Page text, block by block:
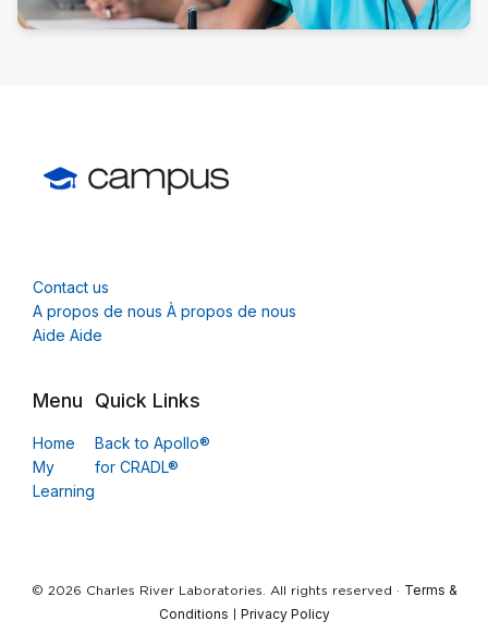
Contact us
A propos de nous À propos de nous
Aide Aide
Menu
Home
My
Learning
Quick Links
Back to Apollo®
for CRADL®
© 2026 Charles River Laboratories. All rights reserved · Terms &
Conditions
Privacy Policy